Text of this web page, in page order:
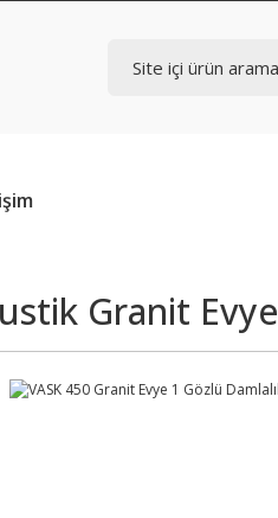
Granit Evye